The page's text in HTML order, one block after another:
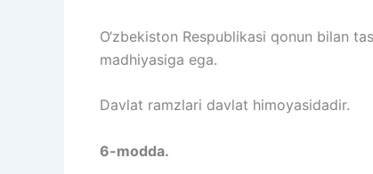
O‘zbekiston Respublikasi qonun bilan
madhiyasiga ega.
Davlat ramzlari davlat himoyasidadir.
6-modda.